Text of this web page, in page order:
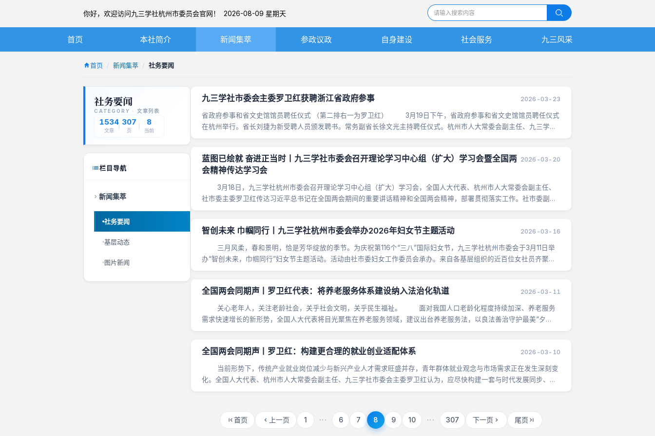
你好，欢迎访问九三学社杭州市委员会官网！ 2026-08-09 星期天
首页 本社简介
九三学社简介
本届市委
新闻集萃
图片新闻
参政议政 自身建设
工作委员会与履职平台
内部监督
社会服务 九三风采
首页 新闻集萃 社务要闻
社务要闻
CATEGORY · 文章列表
1534
文章
307
页
8
当前
栏目导航
新闻集萃
社务要闻
基层动态
图片新闻
九三学社市委会主委罗卫红获聘浙江省政府参事 2026-03-23
省政府参事和省文史馆馆员聘任仪式 （第二排右一为罗卫红） 3月19日下午，省政府参事和省文史馆馆员聘任仪式
在杭州举行。省长刘捷为新受聘人员颁发聘书。常务副省长徐文光主持聘任仪式。杭州市人大常委会副主任、九三学社
市委会主委罗卫红被聘为省政府参事。&nb......
蓝图已绘就 奋进正当时丨九三学社市委会召开理论学习中心组（扩大）学习会暨全国两
会精神传达学习会
2026-03-20
3月18日，九三学社杭州市委会召开理论学习中心组（扩大）学习会，全国人大代表、杭州市人大常委会副主任、
社市委主委罗卫红传达习近平总书记在全国两会期间的重要讲话精神和全国两会精神，部署贯彻落实工作。社市委副主
委马冬娟、李勇进、贺弢，社市委委员，各工作委员会......
智创未来 巾帼同行丨九三学社杭州市委会举办2026年妇女节主题活动 2026-03-16
三月风柔，春和景明，恰是芳华绽放的季节。为庆祝第116个“三八”国际妇女节，九三学社杭州市委会于3月11日举
办“智创未来，巾帼同行”妇女节主题活动。活动由社市委妇女工作委员会承办。来自各基层组织的近百位女社员齐聚杭
州湾信息港，开启一场与科技的春日之约。社市委专职......
全国两会同期声丨罗卫红代表：将养老服务体系建设纳入法治化轨道 2026-03-11
关心老年人，关注老龄社会，关乎社会文明，关乎民生福祉。 面对我国人口老龄化程度持续加深、养老服务
需求快速增长的新形势，全国人大代表将目光聚焦在养老服务领域，建议出台养老服务法，以良法善治守护最美“夕
阳......
全国两会同期声丨罗卫红：构建更合理的就业创业适配体系 2026-03-10
当前形势下，传统产业就业岗位减少与新兴产业人才需求旺盛并存，青年群体就业观念与市场需求正在发生深刻变
化。全国人大代表、杭州市人大常委会副主任、九三学社市委会主委罗卫红认为，应尽快构建一套与时代发展同步、与
青年需求匹配的就业创业支持体系，让人才能更好地适......
首页 上一页 1 ··· 6 7 8 9 10 ··· 307 下一页 尾页